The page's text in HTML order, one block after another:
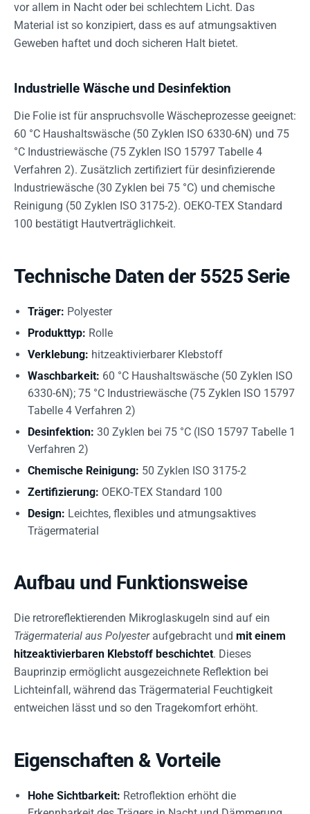
vor allem in Nacht oder bei schlechtem Licht. Das
Material ist so konzipiert, dass es auf atmungsaktiven
Geweben haftet und doch sicheren Halt bietet.
Industrielle Wäsche und Desinfektion
Die Folie ist für anspruchsvolle Wäscheprozesse geeignet:
60 °C Haushaltswäsche (50 Zyklen ISO 6330-6N) und 75
°C Industriewäsche (75 Zyklen ISO 15797 Tabelle 4
Verfahren 2). Zusätzlich zertifiziert für desinfizierende
Industriewäsche (30 Zyklen bei 75 °C) und chemische
Reinigung (50 Zyklen ISO 3175-2). OEKO-TEX Standard
100 bestätigt Hautverträglichkeit.
Technische Daten der 5525 Serie
Träger: Polyester
Produkttyp: Rolle
Verklebung: hitzeaktivierbarer Klebstoff
Waschbarkeit: 60 °C Haushaltswäsche (50 Zyklen ISO
6330-6N); 75 °C Industriewäsche (75 Zyklen ISO 15797
Tabelle 4 Verfahren 2)
Desinfektion: 30 Zyklen bei 75 °C (ISO 15797 Tabelle 1
Verfahren 2)
Chemische Reinigung: 50 Zyklen ISO 3175-2
Zertifizierung: OEKO-TEX Standard 100
Design: Leichtes, flexibles und atmungsaktives
Trägermaterial
Aufbau und Funktionsweise
Die retroreflektierenden Mikroglaskugeln sind auf ein
Trägermaterial aus Polyesteraufgebracht und mit einem
hitzeaktivierbaren Klebstoff beschichtet. Dieses
Bauprinzip ermöglicht ausgezeichnete Reflektion bei
Lichteinfall, während das Trägermaterial Feuchtigkeit
entweichen lässt und so den Tragekomfort erhöht.
Eigenschaften & Vorteile
Hohe Sichtbarkeit: Retroflektion erhöht die